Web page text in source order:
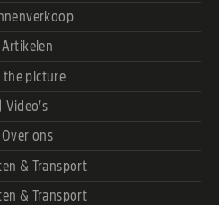
Artikelen
the picture
Video’s
Over ons
& Transport
& Transport